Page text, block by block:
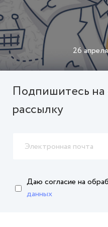
26 апреля
Подпишитесь
рассылку
Даю согласие на
данных